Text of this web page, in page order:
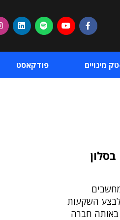
טק מינויים פודקאסט
השקעות
באותה חברה